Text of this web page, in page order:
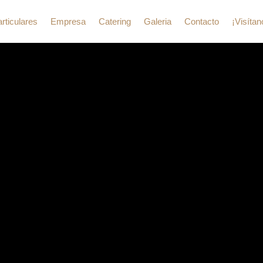
Empresa Catering Galeria Contacto